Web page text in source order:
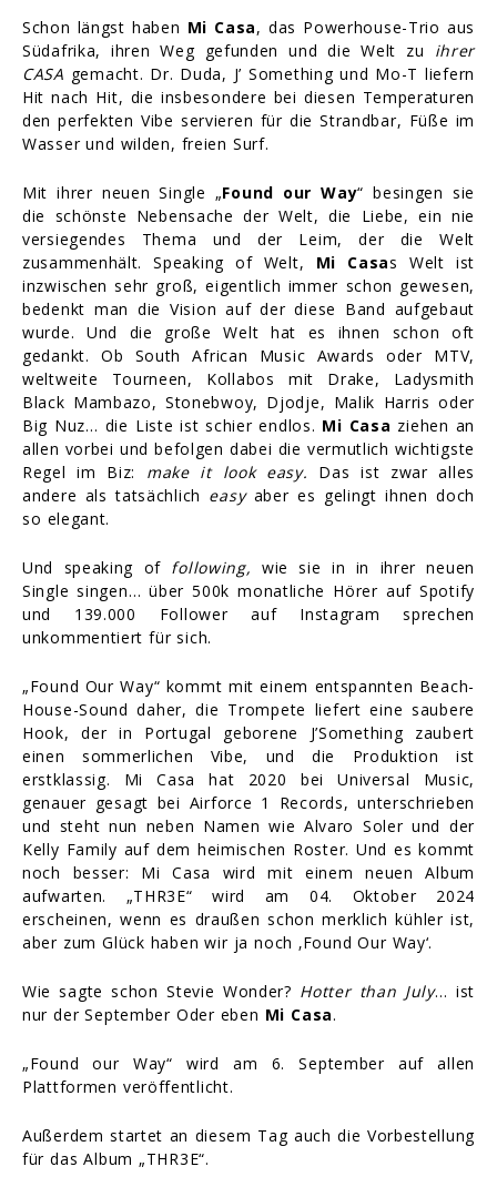
Schon längst haben Mi Casa, das Powerhouse-Trio aus
Südafrika, ihren Weg gefunden und die Welt zu ihrer
CASA gemacht. Dr. Duda, J’ Something und Mo-T liefern
Hit nach Hit, die insbesondere bei diesen Temperaturen
den perfekten Vibe servieren für die Strandbar, Füße im
Wasser und wilden, freien Surf.
Mit ihrer neuen Single „Found our Way“ besingen sie
die schönste Nebensache der Welt, die Liebe, ein nie
versiegendes Thema und der Leim, der die Welt
zusammenhält. Speaking of Welt, Mi Casas Welt ist
inzwischen sehr groß, eigentlich immer schon gewesen,
bedenkt man die Vision auf der diese Band aufgebaut
wurde. Und die große Welt hat es ihnen schon oft
gedankt. Ob South African Music Awards oder MTV,
weltweite Tourneen, Kollabos mit Drake, Ladysmith
Black Mambazo, Stonebwoy, Djodje, Malik Harris oder
Big Nuz… die Liste ist schier endlos. Mi Casa ziehen an
allen vorbei und befolgen dabei die vermutlich wichtigste
Regel im Biz: make it look easy. Das ist zwar alles
andere als tatsächlich easyaber es gelingt ihnen doch
so elegant.
Und speaking of following, wie sie in in ihrer neuen
Single singen… über 500k monatliche Hörer auf Spotify
und 139.000 Follower auf Instagram sprechen
unkommentiert für sich.
„Found Our Way“ kommt mit einem entspannten Beach-
House-Sound daher, die Trompete liefert eine saubere
Hook, der in Portugal geborene J’Something zaubert
einen sommerlichen Vibe, und die Produktion ist
erstklassig. Mi Casa hat 2020 bei Universal Music,
genauer gesagt bei Airforce 1 Records, unterschrieben
und steht nun neben Namen wie Alvaro Soler und der
Kelly Family auf dem heimischen Roster. Und es kommt
noch besser: Mi Casa wird mit einem neuen Album
aufwarten. „THR3E“ wird am 04. Oktober 2024
erscheinen, wenn es draußen schon merklich kühler ist,
aber zum Glück haben wir ja noch ‚Found Our Way‘.
Wie sagte schon Stevie Wonder? Hotter than July… ist
nur der September Oder eben Mi Casa.
„Found our Way“ wird am 6. September auf allen
Plattformen veröffentlicht.
Außerdem startet an diesem Tag auch die Vorbestellung
für das Album „THR3E“.